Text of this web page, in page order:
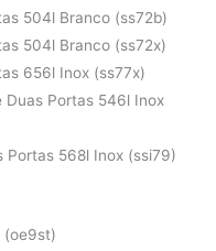
504l Branco (ss72b)
504l Branco (ss72x)
656l Inox (ss77x)
Duas Portas 546l Inox
Portas 568l Inox (ssi79)
(oe9st)